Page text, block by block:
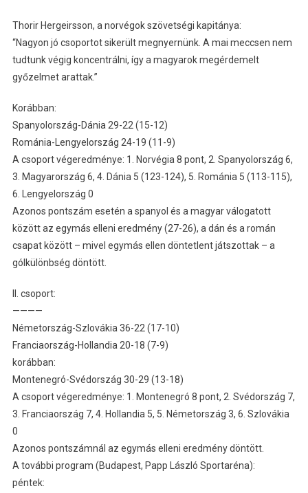
Thorir Hergeirsson, a norvégok szövetségi kapitánya:
“Nagyon jó csoportot sikerült megnyernünk. A mai meccsen nem
tudtunk végig koncentrálni, így a magyarok megérdemelt
győzelmet arattak.”
Korábban:
Spanyolország-Dánia 29-22 (15-12)
Románia-Lengyelország 24-19 (11-9)
A csoport végeredménye: 1. Norvégia 8 pont, 2. Spanyolország 6,
3. Magyarország 6, 4. Dánia 5 (123-124), 5. Románia 5 (113-115),
6. Lengyelország 0
Azonos pontszám esetén a spanyol és a magyar válogatott
között az egymás elleni eredmény (27-26), a dán és a román
csapat között – mivel egymás ellen döntetlent játszottak – a
gólkülönbség döntött.
II. csoport:
————
Németország-Szlovákia 36-22 (17-10)
Franciaország-Hollandia 20-18 (7-9)
korábban:
Montenegró-Svédország 30-29 (13-18)
A csoport végeredménye: 1. Montenegró 8 pont, 2. Svédország 7,
3. Franciaország 7, 4. Hollandia 5, 5. Németország 3, 6. Szlovákia
0
Azonos pontszámnál az egymás elleni eredmény döntött.
A további program (Budapest, Papp László Sportaréna):
péntek: